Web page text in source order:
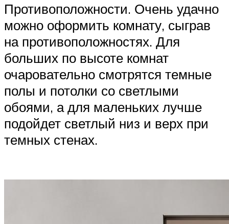
Противоположности. Очень удачно
можно оформить комнату, сыграв
на противоположностях. Для
больших по высоте комнат
очаровательно смотрятся темные
полы и потолки со светлыми
обоями, а для маленьких лучше
подойдет светлый низ и верх при
темных стенах.